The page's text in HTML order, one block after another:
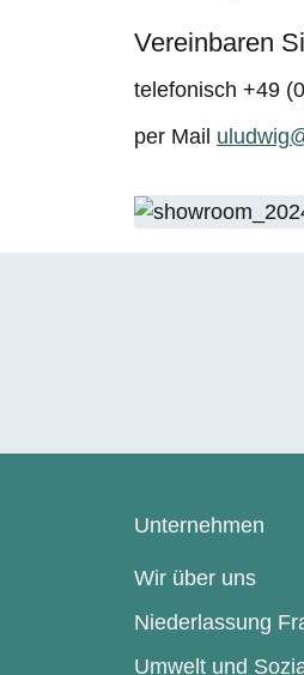
Vereinbaren
telefonisch +49
per Mail
Unternehmen
Wir über uns
Niederlassung
Umwelt und